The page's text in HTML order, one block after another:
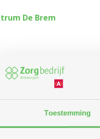
Toestemming
De Brem